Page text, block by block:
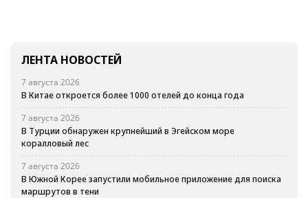
ЛЕНТА НОВОСТЕЙ
7 августа 2026
В Китае откроется более 1000 отелей до конца года
7 августа 2026
В Турции обнаружен крупнейший в Эгейском море
коралловый лес
7 августа 2026
В Южной Корее запустили мобильное приложение для поиска
маршрутов в тени